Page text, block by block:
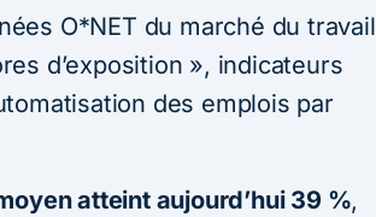
O*NET du marché du travail
d’exposition », indicateurs
des emplois par
atteint aujourd’hui 39 %,